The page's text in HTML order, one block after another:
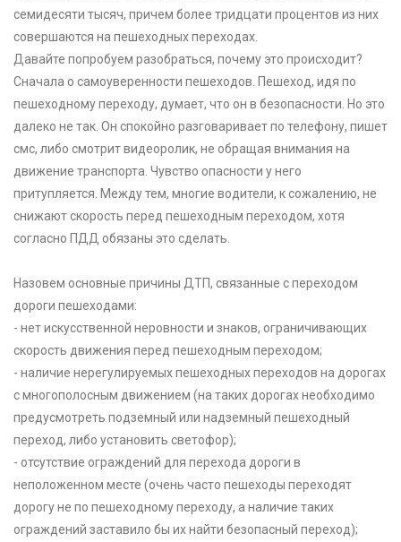
семидесяти тысяч, причем более тридцати процентов из них
совершаются на пешеходных переходах.
Давайте попробуем разобраться, почему это происходит?
Сначала о самоуверенности пешеходов. Пешеход, идя по
пешеходному переходу, думает, что он в безопасности. Но это
далеко не так. Он спокойно разговаривает по телефону, пишет
смс, либо смотрит видеоролик, не обращая внимания на
движение транспорта. Чувство опасности у него
притупляется. Между тем, многие водители, к сожалению, не
снижают скорость перед пешеходным переходом, хотя
согласно ПДД обязаны это сделать.
Назовем основные причины ДТП, связанные с переходом
дороги пешеходами:
- нет искусственной неровности и знаков, ограничивающих
скорость движения перед пешеходным переходом;
- наличие нерегулируемых пешеходных переходов на дорогах
с многополосным движением (на таких дорогах необходимо
предусмотреть подземный или надземный пешеходный
переход, либо установить светофор);
- отсутствие ограждений для перехода дороги в
неположенном месте (очень часто пешеходы переходят
дорогу не по пешеходному переходу, а наличие таких
ограждений заставило бы их найти безопасный переход);